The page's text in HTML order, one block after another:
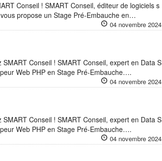
Conseil ! SMART Conseil, éditeur de logiciels s
propose un Stage Pré-Embauche en…
04 novembre 2024
Conseil ! SMART Conseil, expert en Data S
Web PHP en Stage Pré-Embauche….
04 novembre 2024
Conseil ! SMART Conseil, expert en Data S
Web PHP en Stage Pré-Embauche….
04 novembre 2024